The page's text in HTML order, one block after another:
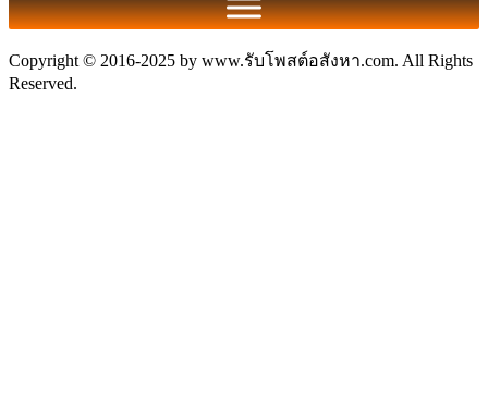
Copyright © 2016-2025 by www.รับโพสต์อสังหา.com. All Rights
Reserved.